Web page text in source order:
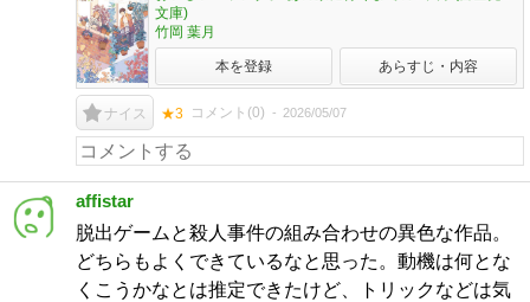
文庫)
竹岡 葉月
本を登録 あらすじ・内容
ナイス ★3 コメント(0) 2026/05/07
affistar
脱出ゲームと殺人事件の組み合わせの異色な作品。
どちらもよくできているなと思った。動機は何とな
くこうかなとは推定できたけど、トリックなどは気